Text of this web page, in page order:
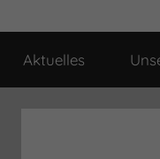
Groß
Borstel
Verein
von
Aktuelles